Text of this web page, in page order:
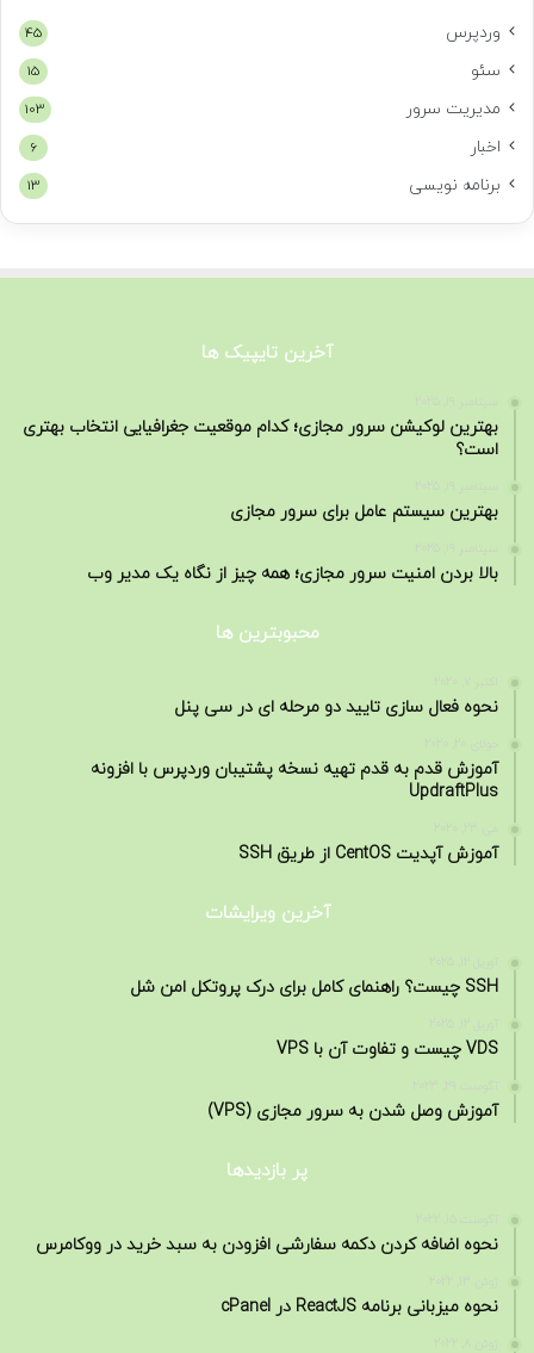
وردپرس 45
سئو 15
مدیریت سرور 103
اخبار 6
برنامه نویسی 13
آخرین تایپیک ها
بهترین لوکیشن سرور مجازی؛ کدام موقعیت جغرافیایی انتخاب بهتری
است؟
بهترین سیستم عامل برای سرور مجازی
بالا بردن امنیت سرور مجازی؛ همه چیز از نگاه یک مدیر وب
محبوبترین ها
نحوه فعال سازی تایید دو مرحله ای در سی پنل
جولای 20, 2020
آموزش قدم به قدم تهیه نسخه پشتیبان وردپرس با افزونه
UpdraftPlus
آموزش آپدیت CentOS از طریق SSH
آخرین ویرایشات
SSH چیست؟ راهنمای کامل برای درک پروتکل امن شل
VDS چیست و تفاوت آن با VPS
آگوست 29, 2023
آموزش وصل شدن به سرور مجازی (VPS)
پر بازدیدها
آگوست 15, 2022
نحوه اضافه کردن دکمه سفارشی افزودن به سبد خرید در ووکامرس
نحوه میزبانی برنامه ReactJS در cPanel